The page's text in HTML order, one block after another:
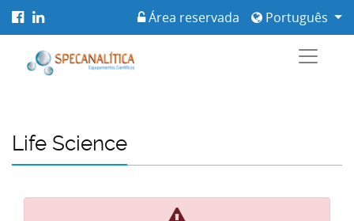
Português
Área reservada
Life Science